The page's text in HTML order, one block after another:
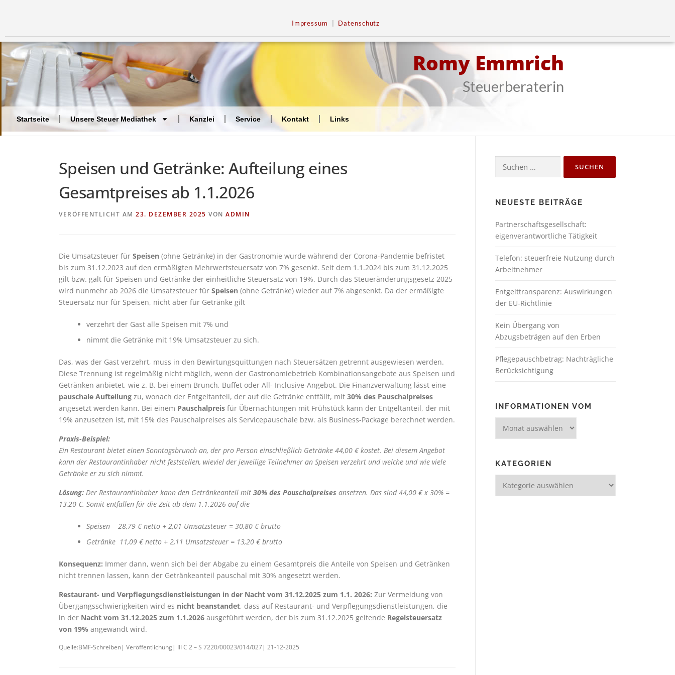
Impressum Datenschutz
Romy Emmrich
Steuerberaterin
Startseite Unsere Steuer Mediathek Kanzlei Service Kontakt Links
Speisen und Getränke: Aufteilung eines
Gesamtpreises ab 1.1.2026
VERÖFFENTLICHT AM 23. DEZEMBER 2025 VON ADMIN
Die Umsatzsteuer für Speisen (ohne Getränke) in der Gastronomie wurde während der Corona-Pandemie befristet
bis zum 31.12.2023 auf den ermäßigten Mehrwertsteuersatz von 7% gesenkt. Seit dem 1.1.2024 bis zum 31.12.2025
gilt bzw. galt für Speisen und Getränke der einheitliche Steuersatz von 19%. Durch das Steueränderungsgesetz 2025
wird nunmehr ab 2026 die Umsatzsteuer für Speisen (ohne Getränke) wieder auf 7% abgesenkt. Da der ermäßigte
Steuersatz nur für Speisen, nicht aber für Getränke gilt
verzehrt der Gast alle Speisen mit 7% und
nimmt die Getränke mit 19% Umsatzsteuer zu sich.
Das, was der Gast verzehrt, muss in den Bewirtungsquittungen nach Steuersätzen getrennt ausgewiesen werden.
Diese Trennung ist regelmäßig nicht möglich, wenn der Gastronomiebetrieb Kombinationsangebote aus Speisen und
Getränken anbietet, wie z. B. bei einem Brunch, Buffet oder All- Inclusive-Angebot. Die Finanzverwaltung lässt eine
pauschale Aufteilung zu, wonach der Entgeltanteil, der auf die Getränke entfällt, mit 30% des Pauschalpreises
angesetzt werden kann. Bei einem Pauschalpreis für Übernachtungen mit Frühstück kann der Entgeltanteil, der mit
19% anzusetzen ist, mit 15% des Pauschalpreises als Servicepauschale bzw. als Business-Package berechnet werden.
Praxis-Beispiel:
Ein Restaurant bietet einen Sonntagsbrunch an, der pro Person einschließlich Getränke 44,00 € kostet. Bei diesem Angebot
kann der Restaurantinhaber nicht feststellen, wieviel der jeweilige Teilnehmer an Speisen verzehrt und welche und wie viele
Getränke er zu sich nimmt.
Lösung: Der Restaurantinhaber kann den Getränkeanteil mit 30% des Pauschalpreises ansetzen. Das sind 44,00 € x 30% =
13,20 €. Somit entfallen für die Zeit ab dem 1.1.2026 auf die
Speisen 28,79 € netto + 2,01 Umsatzsteuer = 30,80 € brutto
Getränke 11,09 € netto + 2,11 Umsatzsteuer = 13,20 € brutto
Konsequenz: Immer dann, wenn sich bei der Abgabe zu einem Gesamtpreis die Anteile von Speisen und Getränken
nicht trennen lassen, kann der Getränkeanteil pauschal mit 30% angesetzt werden.
Restaurant- und Verpflegungsdienstleistungen in der Nacht vom 31.12.2025 zum 1.1. 2026: Zur Vermeidung von
Übergangsschwierigkeiten wird es nicht beanstandet, dass auf Restaurant- und Verpflegungsdienstleistungen, die
in der Nacht vom 31.12.2025 zum 1.1.2026 ausgeführt werden, der bis zum 31.12.2025 geltende Regelsteuersatz
von 19% angewandt wird.
Quelle:BMF-Schreiben| Veröffentlichung| III C 2 – S 7220/00023/014/027| 21-12-2025
NEUESTE BEITRÄGE
Partnerschaftsgesellschaft:
eigenverantwortliche Tätigkeit
Telefon: steuerfreie Nutzung durch
Arbeitnehmer
Entgelttransparenz: Auswirkungen
der EU-Richtlinie
Kein Übergang von
Abzugsbeträgen auf den Erben
Pflegepauschbetrag: Nachträgliche
Berücksichtigung
INFORMATIONEN VOM
KATEGORIEN